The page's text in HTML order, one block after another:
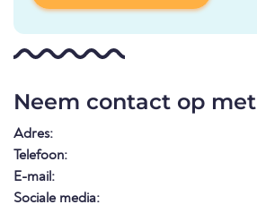
Neem contact op met
Adres:
Telefoon:
E-mail:
Sociale media: